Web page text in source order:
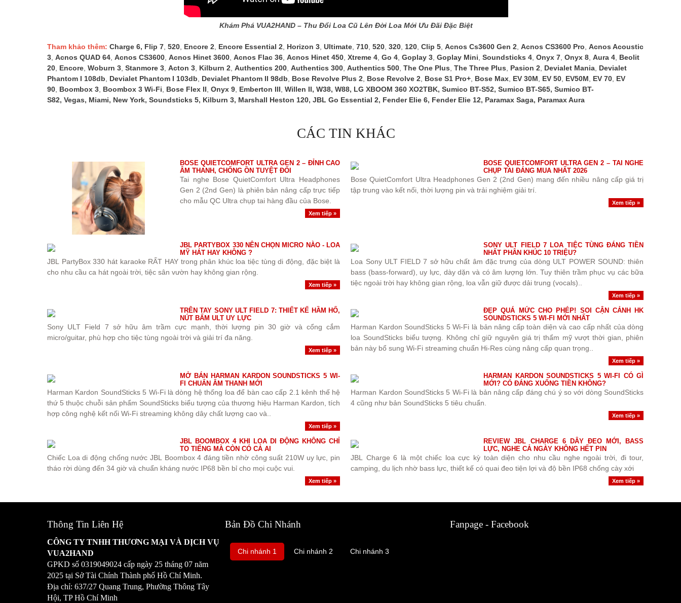
Khám Phá VUA2HAND – Thu Đổi Loa Cũ Lên Đời Loa Mới Ưu Đãi Đặc Biệt
Tham khảo thêm: Charge 6, Flip 7 520 Encore 2 Encore Essential 2 Horizon 3 Ultimate 710 520 320 120 Clip 5 Acnos Cs3600 Gen 2 Acnos CS3600 Pro Acnos Acoustic
3 Acnos QUAD 64 Acnos CS3600 Acnos Hinet 3600 Acnos Flac 36 Acnos Hinet 450 Xtreme 4 Go 4 Goplay 3 Goplay Mini Soundsticks 4 Onyx 7 Onyx 8 Aura 4 Beolit
20 Encore Woburn 3 Stanmore 3 Acton 3 Kilburn 2 Authentics 200 Authentics 300 Authentics 500 The One Plus The Three Plus Pasion 2 Devialet Mania Devialet
Phantom I 108db
Devialet Phantom I 103db Devialet Phantom II 98db Bose Revolve Plus 2 Bose Revolve 2 Bose S1 Pro+ Bose Max EV 30M EV 50 EV50M EV 70 EV
90 Boombox 3 Boombox 3 Wi-Fi Bose Flex II Onyx 9 Emberton III Willen II, W38, W88, LG XBOOM 360 XO2TBK, Sumico BT-S52, Sumico BT-S65, Sumico BT-
S82, Vegas, Miami, New York, Soundsticks 5, Kilburn 3, Marshall Heston 120, JBL Go Essential 2, Fender Elie 6, Fender Elie 12, Paramax Saga, Paramax Aura
CÁC TIN KHÁC
BOSE QUIETCOMFORT ULTRA GEN 2 – ĐỈNH CAO
ÂM THANH, CHỐNG ỒN TUYỆT ĐỐI
Tai nghe Bose QuietComfort Ultra Headphones
Gen 2 (2nd Gen) là phiên bản nâng cấp trực tiếp
cho mẫu QC Ultra chụp tai hàng đầu của Bose.
Xem tiếp »
BOSE QUIETCOMFORT ULTRA GEN 2 – TAI NGHE
CHỤP TAI ĐÁNG MUA NHẤT 2026
Bose QuietComfort Ultra Headphones Gen 2 (2nd Gen) mang đến nhiều nâng cấp giá trị
tập trung vào kết nối, thời lượng pin và trải nghiệm giải trí.
Xem tiếp »
JBL PARTYBOX 330 NÊN CHỌN MICRO NÀO - LOA
MỸ HÁT HAY KHÔNG ?
JBL PartyBox 330 hát karaoke RẤT HAY trong phân khúc loa tiệc tùng di động, đặc biệt là
cho nhu cầu ca hát ngoài trời, tiệc sân vườn hay không gian rộng.
Xem tiếp »
SONY ULT FIELD 7 LOA TIỆC TÙNG ĐÁNG TIỀN
NHẤT PHÂN KHÚC 10 TRIỆU?
Loa Sony ULT FIELD 7 sở hữu chất âm đặc trưng của dòng ULT POWER SOUND: thiên
bass (bass-forward), uy lực, dày dặn và có âm lượng lớn. Tuy thiên trầm phục vụ các bữa
tiệc ngoài trời hay không gian rộng, loa vẫn giữ được dải trung (vocals)..
Xem tiếp »
TRÊN TAY SONY ULT FIELD 7: THIẾT KẾ HẦM HỐ,
NÚT BẤM ULT UY LỰC
Sony ULT Field 7 sở hữu âm trầm cực mạnh, thời lượng pin 30 giờ và cổng cắm
micro/guitar, phù hợp cho tiệc tùng ngoài trời và giải trí đa năng.
Xem tiếp »
ĐẸP QUÁ MỨC CHO PHÉP! SOI CẬN CẢNH HK
SOUNDSTICKS 5 WI-FI MỚI NHẤT
Harman Kardon SoundSticks 5 Wi-Fi là bản nâng cấp toàn diện và cao cấp nhất của dòng
loa SoundSticks biểu tượng. Không chỉ giữ nguyên giá trị thẩm mỹ vượt thời gian, phiên
bản này bổ sung Wi-Fi streaming chuẩn Hi-Res cùng nâng cấp quan trọng..
Xem tiếp »
MỞ BÁN HARMAN KARDON SOUNDSTICKS 5 WI-
FI CHUẨN ÂM THANH MỚI
Harman Kardon SoundSticks 5 Wi-Fi là dòng hệ thống loa để bàn cao cấp 2.1 kênh thế hệ
thứ 5 thuộc chuỗi sản phẩm SoundSticks biểu tượng của thương hiệu Harman Kardon, tích
hợp công nghệ kết nối Wi-Fi streaming không dây chất lượng cao và..
Xem tiếp »
HARMAN KARDON SOUNDSTICKS 5 WI-FI CÓ GÌ
MỚI? CÓ ĐÁNG XUỐNG TIỀN KHÔNG?
Harman Kardon SoundSticks 5 Wi-Fi là bản nâng cấp đáng chú ý so với dòng SoundSticks
4 cũng như bản SoundSticks 5 tiêu chuẩn.
Xem tiếp »
JBL BOOMBOX 4 KHI LOA DI ĐỘNG KHÔNG CHỈ
TO TIẾNG MÀ CÒN CÓ CẢ AI
Chiếc Loa di động chống nước JBL Boombox 4 đáng tiền nhờ công suất 210W uy lực, pin
tháo rời dùng đến 34 giờ và chuẩn kháng nước IP68 bền bỉ cho mọi cuộc vui.
Xem tiếp »
REVIEW JBL CHARGE 6 DÂY ĐEO MỚI, BASS
LỰC, NGHE CẢ NGÀY KHÔNG HẾT PIN
JBL Charge 6 là một chiếc loa cực kỳ toàn diện cho nhu cầu nghe ngoài trời, đi tour,
camping, du lịch nhờ bass lực, thiết kế có quai đeo tiện lợi và độ bền IP68 chống cày xới
Xem tiếp »
Thông Tin Liên Hệ
CÔNG TY TNHH THƯƠNG MẠI VÀ DỊCH VỤ
VUA2HAND
GPKD số 0319049024 cấp ngày 25 tháng 07 năm
2025 tại Sở Tài Chính Thành phố Hồ Chí Minh.
Địa chỉ: 637/27 Quang Trung, Phường Thông Tây
Hội, TP Hồ Chí Minh
Bản Đồ Chi Nhánh
Chi nhánh 1 Chi nhánh 2 Chi nhánh 3
Fanpage - Facebook